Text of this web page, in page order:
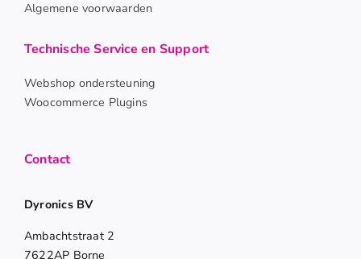
Algemene voorwaarden
Technische Service en Support
Webshop ondersteuning
Woocommerce Plugins
Contact
Dyronics BV
Ambachtstraat 2
7622AP Borne